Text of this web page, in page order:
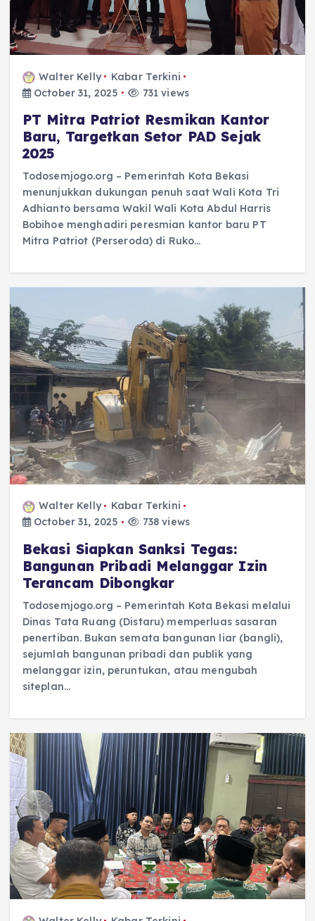
Walter Kelly
Kabar Terkini
October 31, 2025
731 views
PT Mitra Patriot Resmikan Kantor
Baru, Targetkan Setor PAD Sejak
2025
Todosemjogo.org – Pemerintah Kota Bekasi
menunjukkan dukungan penuh saat Wali Kota Tri
Adhianto bersama Wakil Wali Kota Abdul Harris
Bobihoe menghadiri peresmian kantor baru PT
Mitra Patriot (Perseroda) di Ruko…
Walter Kelly
Kabar Terkini
October 31, 2025
738 views
Bekasi Siapkan Sanksi Tegas:
Bangunan Pribadi Melanggar Izin
Terancam Dibongkar
Todosemjogo.org – Pemerintah Kota Bekasi melalui
Dinas Tata Ruang (Distaru) memperluas sasaran
penertiban. Bukan semata bangunan liar (bangli),
sejumlah bangunan pribadi dan publik yang
melanggar izin, peruntukan, atau mengubah
siteplan…